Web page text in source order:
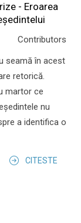
- Eroarea
Contributors
seamă în acest
retorică.
martor ce
nu
a identifica o
CITESTE